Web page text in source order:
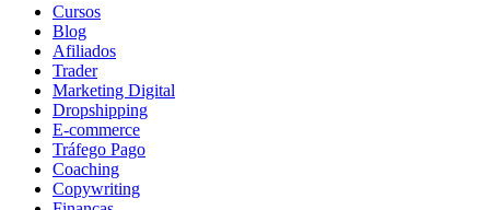
Cursos
Blog
Afiliados
Trader
Marketing Digital
Dropshipping
E-commerce
Tráfego Pago
Coaching
Copywriting